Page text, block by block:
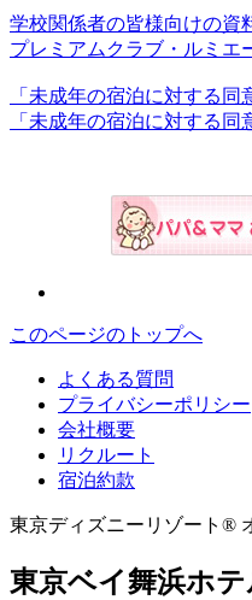
学校関係者の皆様向けの資
プレミアムクラブ・ルミエ
「未成年の宿泊に対する
「未成年の宿泊に対する
このページのトップへ
よくある質問
プライバシーポリシー
会社概要
リクルート
宿泊約款
東京ディズニーリゾート®
東京ベイ舞浜ホ